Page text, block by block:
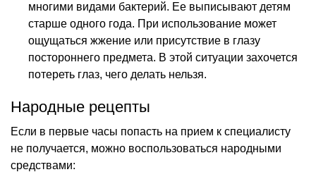
многими видами бактерий. Ее выписывают детям
старше одного года. При использование может
ощущаться жжение или присутствие в глазу
постороннего предмета. В этой ситуации захочется
потереть глаз, чего делать нельзя.
Народные рецепты
Если в первые часы попасть на прием к специалисту
не получается, можно воспользоваться народными
средствами: